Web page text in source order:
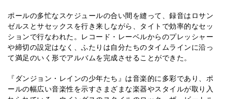
ポールの多忙なスケジュールの合い間を縫って、録音はロサン
ゼルスとサセックスを行き来しながら、タイトで効率的なセッ
ションで行なわれた。レコード・レーベルからのプレッシャー
や締切の設定はなく、ふたりは自分たちのタイムラインに沿っ
て満足のいく形でアルバムを完成させることができた。
『ダンジョン・レインの少年たち』は音楽的に多彩であり、ポ
ールの幅広い音楽性を示すさまざまな楽器やスタイルが取り入